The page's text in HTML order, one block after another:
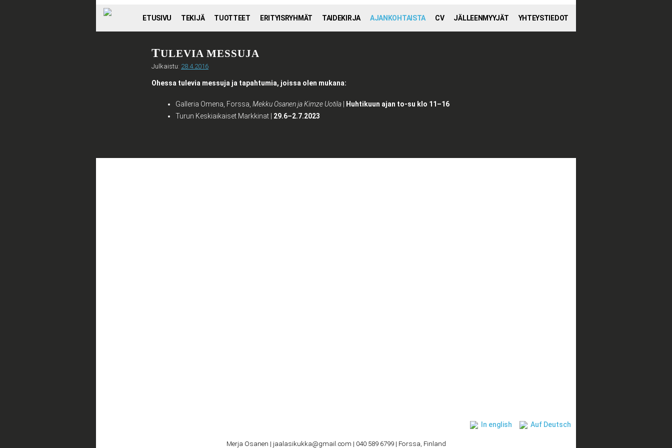
SKIP TO CONTENTETUSIVU TEKIJÄ TUOTTEET ERITYISRYHMÄT TAIDEKIRJA AJANKOHTAISTA CV JÄLLEENMYYJÄT YHTEYSTIEDOT
TULEVIA MESSUJA
Julkaistu: 28.4.2016
Ohessa tulevia messuja ja tapahtumia, joissa olen mukana:
Galleria Omena, Forssa, Mekku Osanen ja Kimze Uotila|
Huhtikuun ajan to-su klo 11–16
Turun Keskiaikaiset Markkinat | 29.6–2.7.2023
Auf Deutsch
In english
Merja Osanen | jaalasikukka@gmail.com | 040 589 6799 | Forssa, Finland